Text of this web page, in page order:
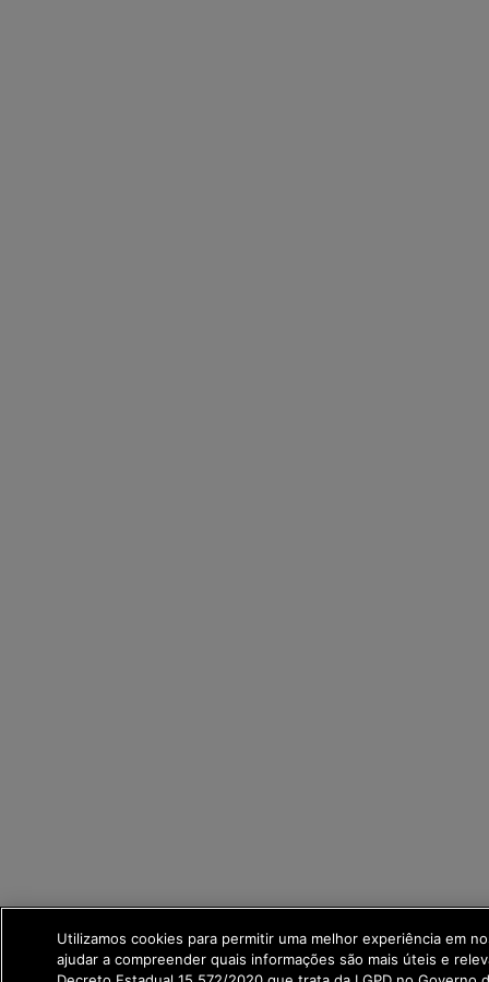
Utilizamos cookies para permitir uma melhor experiência em
ajudar a compreender quais informações são mais úteis e